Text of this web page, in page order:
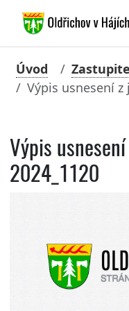
Úvod
Výpis usnesení z
Výpis
2024_1120